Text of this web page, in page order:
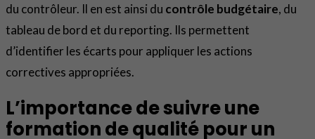
du contrôleur. Il en est ainsi du contrôle budgétaire, du
tableau de bord et du reporting. Ils permettent
d’identifier les écarts pour appliquer les actions
correctives appropriées.
L’importance de suivre une
formation de qualité pour un